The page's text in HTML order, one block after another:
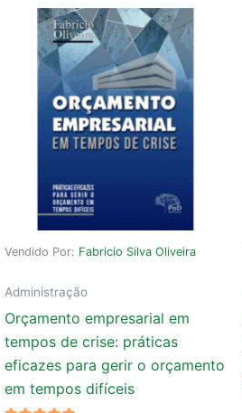
Vendido Por: Fabricio Silva Oliveira
Administração
Orçamento empresarial em
tempos de crise: práticas
eficazes para gerir o orçamento
em tempos difíceis